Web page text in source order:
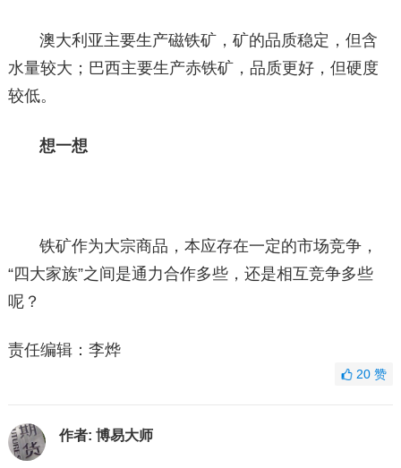
澳大利亚主要生产磁铁矿，矿的品质稳定，但含
水量较大；巴西主要生产赤铁矿，品质更好，但硬度
较低。
想一想
铁矿作为大宗商品，本应存在一定的市场竞争，
“四大家族”之间是通力合作多些，还是相互竞争多些
呢？
责任编辑：李烨
20赞
作者: 博易大师